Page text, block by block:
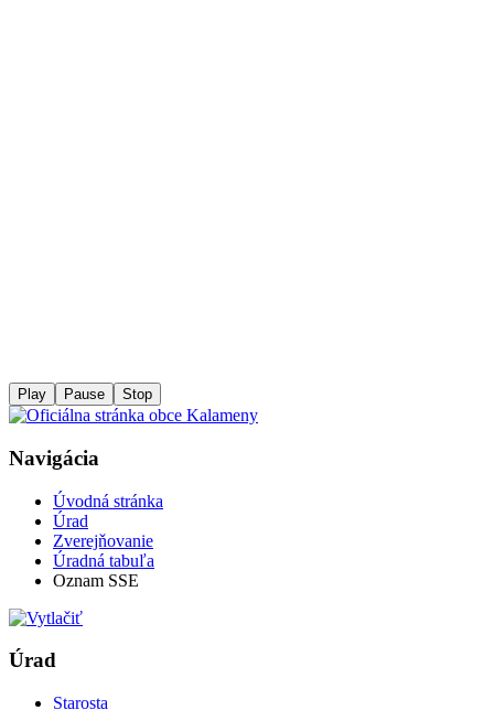
Play Pause Stop
Navigácia
Úvodná stránka
Úrad
Zverejňovanie
Úradná tabuľa
Oznam SSE
Úrad
Starosta